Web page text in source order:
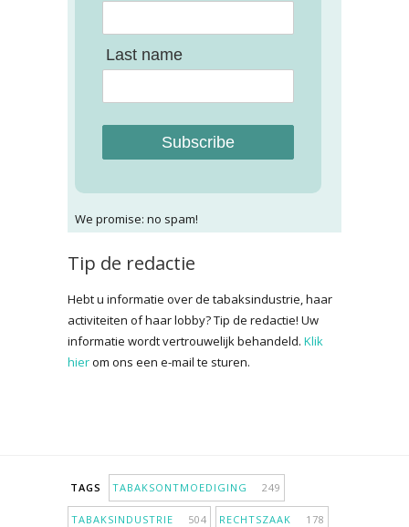
Last name
Subscribe
We promise: no spam!
Tip de redactie
Hebt u informatie over de tabaksindustrie, haar
activiteiten of haar lobby? Tip de redactie! Uw
informatie wordt vertrouwelijk behandeld. Klik
hierom ons een e-mail te sturen.
TAGS TABAKSONTMOEDIGING 249
TABAKSINDUSTRIE 504 RECHTSZAAK 178